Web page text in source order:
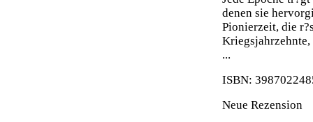
denen sie
Pionierzeit, die
...
ISBN:
Neue Rezension